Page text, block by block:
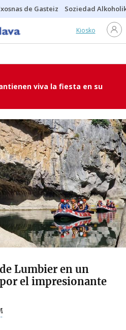
de Gasteiz Soziedad
Kiosko
viva la fiesta en su
Lumbier en un
el impresionante